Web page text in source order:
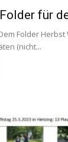
für
Folder
(nicht...